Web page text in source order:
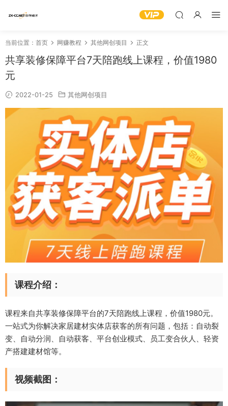
当前位置： 首页 网赚教程 其他网创项目 正文
共享装修保障平台7天陪跑线上课程，价值1980
元
2022-01-25 其他网创项目
课程介绍：
课程来自共享装修保障平台的7天陪跑线上课程，价值1980元。
一站式为你解决家居建材实体店获客的所有问题，包括：自动裂
变、自动分润、自动获客、平台创业模式、员工变合伙人、轻资
产搭建建材馆等。
视频截图：